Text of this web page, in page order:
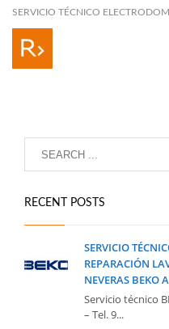
SERVICIO TÉCNICO
RECENT POSTS
SERVICIO
REPARACIÓN
NEVERAS BEKO
Servicio técnico
– Tel. 9...